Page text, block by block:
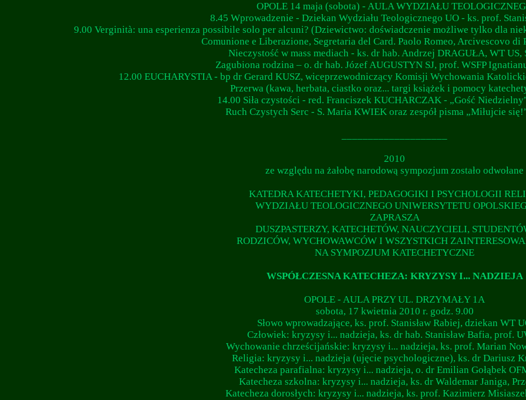
OPOLE 14 maja (sobota) - AULA WYDZIAŁU
8.45 Wprowadzenie - Dziekan Wydziału Teologicznego UO - ks. prof.
9.00 Verginità: una esperienza possibile solo per alcuni? (Dziewictwo: doświadczenie możliwe tylko dla
Comunione e Liberazione, Segretaria del Card. Paolo Romeo, Arcivescovo di
Nieczystość w mass mediach - ks. dr hab. Andrzej DRAGUŁA, WT US,
Zagubiona rodzina – o. dr hab. Józef AUGUSTYN SJ, prof. WSFP
12.00 EUCHARYSTIA - bp dr Gerard KUSZ, wiceprzewodniczący Komisji Wychowania
Przerwa (kawa, herbata, ciastko oraz... targi książek i pomocy
14.00 Siła czystości - red. Franciszek KUCHARCZAK - „Gość
Ruch Czystych Serc - S. Maria KWIEK oraz zespół pisma „Miłujcie
2010
ze względu na żałobę narodową sympozjum zostało odwołane
KATEDRA KATECHETYKI, PEDAGOGIKI I PSYCHOLOGII
WYDZIAŁU TEOLOGICZNEGO UNIWERSYTETU
ZAPRASZA
DUSZPASTERZY, KATECHETÓW, NAUCZYCIELI,
RODZICÓW, WYCHOWAWCÓW I WSZYSTKICH
NA SYMPOZJUM KATECHETYCZNE
WSPÓŁCZESNA KATECHEZA: KRYZYSY I... NADZIEJA
OPOLE - AULA PRZY UL. DRZYMAŁY 1A
sobota, 17 kwietnia 2010 r. godz. 9.00
Słowo wprowadzające, ks. prof. Stanisław Rabiej, dziekan WT
Człowiek: kryzysy i... nadzieja, ks. dr hab. Stanisław Bafia, prof.
Wychowanie chrześcijańskie: kryzysy i... nadzieja, ks. prof. Marian
Religia: kryzysy i... nadzieja (ujęcie psychologiczne), ks. dr Dariusz
Katecheza parafialna: kryzysy i... nadzieja, o. dr Emilian Gołąbek
Katecheza szkolna: kryzysy i... nadzieja, ks. dr Waldemar Janiga,
Katecheza dorosłych: kryzysy i... nadzieja, ks. prof. Kazimierz